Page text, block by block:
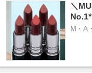
＼
M・A